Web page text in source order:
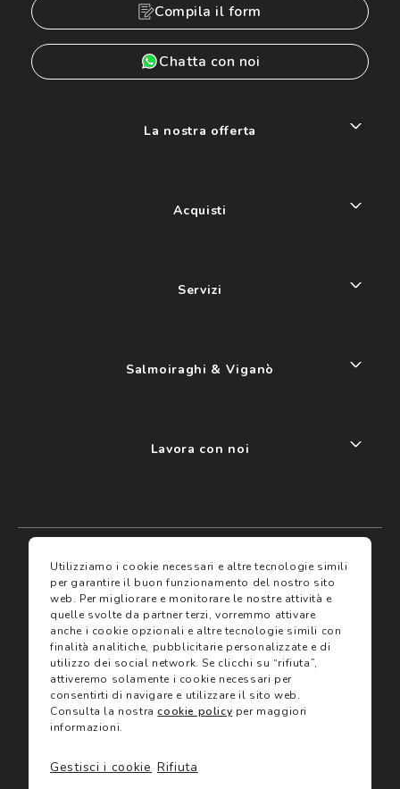
I miei preferiti
Assicurazioni
Servizi
Trova negozio
Gift Card
Compila il form
Chatta con noi
La nostra offerta
Acquisti
Servizi
Salmoiraghi & Viganò
Lavora con noi
Termini e condizioni
Termini di vendita
Avvertenze e informazioni di sicurezza sui prodotti
Informativa sulla Privacy
Utilizzo dei cookie
Utilizziamo i cookie necessari e altre tecnologie simili
per garantire il buon funzionamento del nostro sito
web. Per migliorare e monitorare le nostre attività e
quelle svolte da partner terzi, vorremmo attivare
anche i cookie opzionali e altre tecnologie simili con
finalità analitiche, pubblicitarie personalizzate e di
utilizzo dei social network. Se clicchi su “rifiuta”,
attiveremo solamente i cookie necessari per
consentirti di navigare e utilizzare il sito web.
Consulta la nostracookie policy per maggiori
informazioni.
Rifiuta
Gestisci i cookie